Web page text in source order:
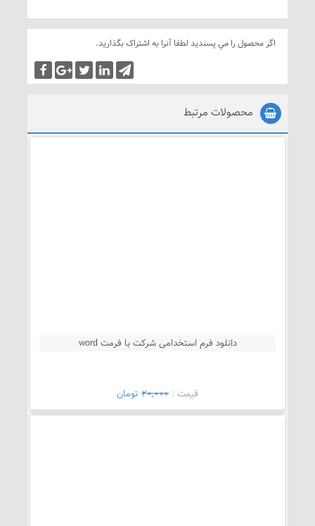
اگر محصول را مي پسنديد لطفا آنرا به اشتراک بگذاريد.
محصولات مرتبط
دانلود فرم استخدامی شرکت با فرمت word
قيمت : 20,000تومان